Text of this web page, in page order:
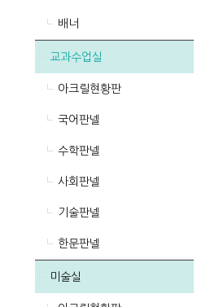
배너
교과수업실
아크릴현황판
국어판넬
수학판넬
사회판넬
기술판넬
한문판넬
미술실